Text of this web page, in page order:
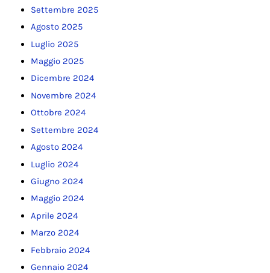
Settembre 2025
Agosto 2025
Luglio 2025
Maggio 2025
Dicembre 2024
Novembre 2024
Ottobre 2024
Settembre 2024
Agosto 2024
Luglio 2024
Giugno 2024
Maggio 2024
Aprile 2024
Marzo 2024
Febbraio 2024
Gennaio 2024